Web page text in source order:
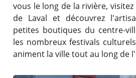
vous le long de la rivière,
de Laval et découvrez
petites boutiques du centre-
les nombreux festivals
animent la ville tout au long de